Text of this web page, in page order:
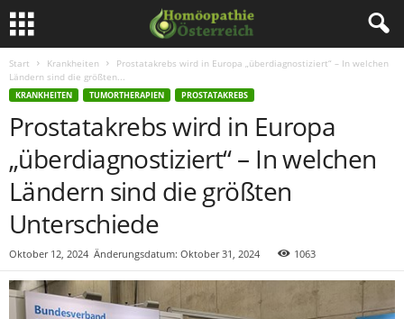
Start Krankheiten
Prostatakrebs wird in Europa „überdiagnostiziert“ – In welchen
Ländern sind die größten...
KRANKHEITEN TUMORTHERAPIEN PROSTATAKREBS
Prostatakrebs wird in Europa
„überdiagnostiziert“ – In welchen
Ländern sind die größten
Unterschiede
Oktober 12, 2024 Änderungsdatum: Oktober 31, 2024 1063